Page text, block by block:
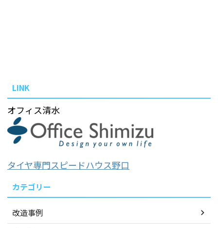
LINK
オフィス清水
タイヤ専門スピードハウス野口
カテゴリー
改造事例